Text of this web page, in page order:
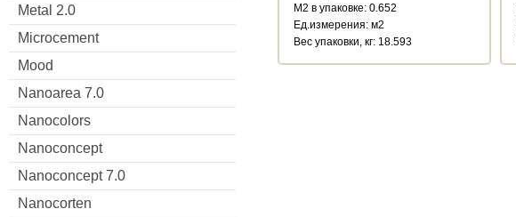
Metal 2.0
Microcement
Mood
Nanoarea 7.0
Nanocolors
Nanoconcept
Nanoconcept 7.0
Nanocorten
М2 в упаковке: 0.652
Ед.измерения: м2
Веc упаковки, кг: 18.593